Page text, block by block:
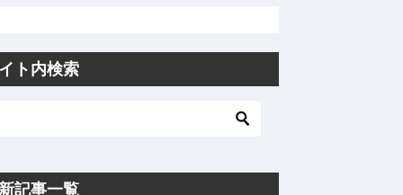
ト内検索
記事一覧